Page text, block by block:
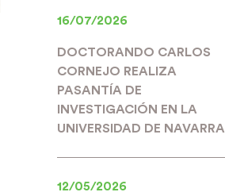
16/07/2026
DOCTORANDO CARLOS
CORNEJO REALIZA
PASANTÍA DE
INVESTIGACIÓN EN LA
UNIVERSIDAD DE NAVARRA
12/05/2026